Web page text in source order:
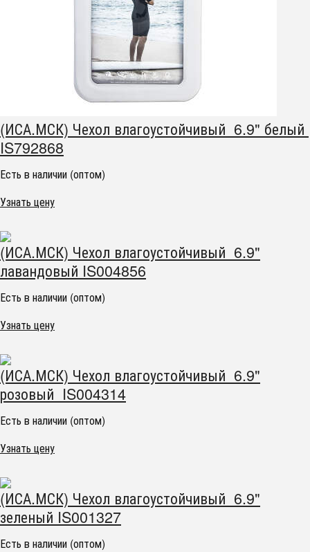
(ИСА.МСК) Чехол влагоустойчивый 6.9" белый
IS792868
Есть в наличии (оптом)
Узнать цену
(ИСА.МСК) Чехол влагоустойчивый 6.9"
лавандовый IS004856
Есть в наличии (оптом)
Узнать цену
(ИСА.МСК) Чехол влагоустойчивый 6.9"
розовый IS004314
Есть в наличии (оптом)
Узнать цену
(ИСА.МСК) Чехол влагоустойчивый 6.9"
зеленый IS001327
Есть в наличии (оптом)